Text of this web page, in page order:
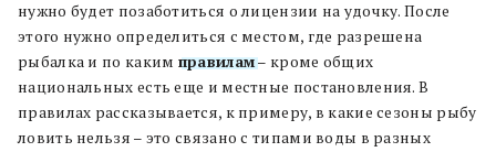
нужно будет позаботиться о лицензии на удочку. После
этого нужно определиться с местом, где разрешена
рыбалка и по каким правилам– кроме общих
национальных есть еще и местные постановления. В
правилах рассказывается, к примеру, в какие сезоны рыбу
ловить нельзя – это связано с типами воды в разных